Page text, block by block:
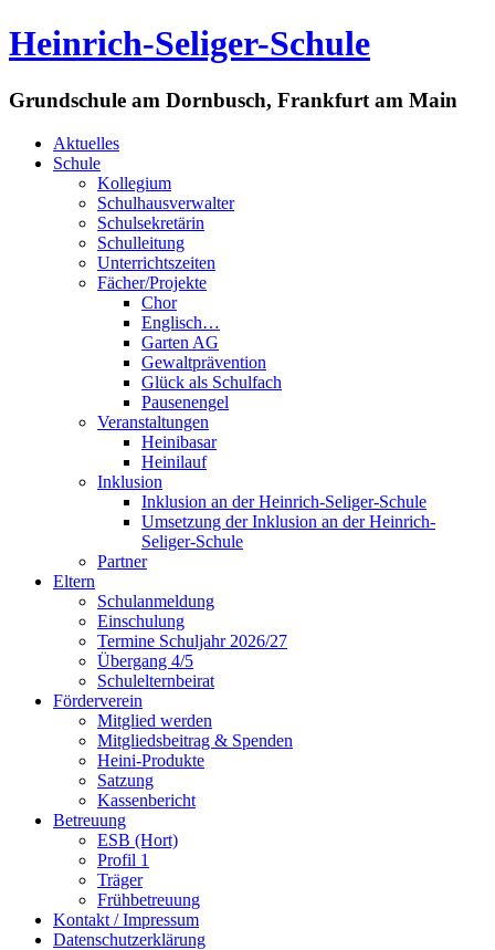
Heinrich-Seliger-Schule
Grundschule am Dornbusch, Frankfurt am Main
Aktuelles
Schule
Kollegium
Schulhausverwalter
Schulsekretärin
Schulleitung
Unterrichtszeiten
Fächer/Projekte
Chor
Englisch…
Garten AG
Gewaltprävention
Glück als Schulfach
Pausenengel
Veranstaltungen
Heinibasar
Heinilauf
Inklusion
Inklusion an der Heinrich-Seliger-Schule
Umsetzung der Inklusion an der Heinrich-
Seliger-Schule
Partner
Eltern
Schulanmeldung
Einschulung
Termine Schuljahr 2026/27
Übergang 4/5
Schulelternbeirat
Förderverein
Mitglied werden
Mitgliedsbeitrag & Spenden
Heini-Produkte
Satzung
Kassenbericht
Betreuung
ESB (Hort)
Profil 1
Träger
Frühbetreuung
Kontakt / Impressum
Datenschutzerklärung